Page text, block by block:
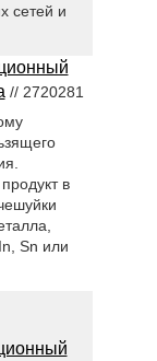
сетей и
// 2720281
в
Sn или